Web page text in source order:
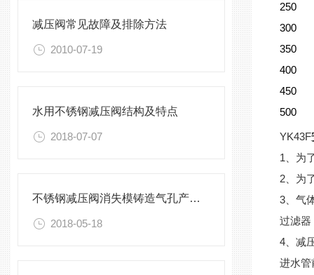
减压阀常见故障及排除方法
2010-07-19
水用不锈钢减压阀结构及特点
2018-07-07
不锈钢减压阀消失模铸造气孔产生解决方法
2018-05-18
250
300
350
400
450
500
YK43F
1、为
2、为
3、气
过滤
4、减
进水管